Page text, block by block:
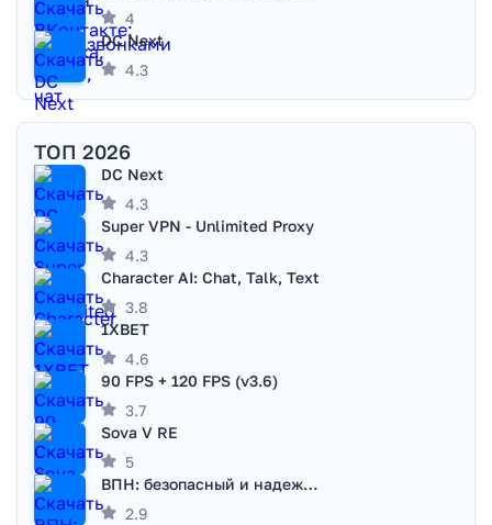
4
DC Next
4.3
ТОП 2026
DC Next
4.3
Super VPN - Unlimited Proxy
4.3
Character AI: Chat, Talk, Text
3.8
1XBET
4.6
90 FPS + 120 FPS (v3.6)
3.7
Sova V RE
5
ВПН: безопасный и надежный VPN
2.9